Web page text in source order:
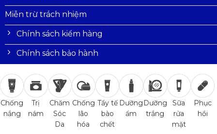
Miễn trừ trách nhiệm
Chính sách kiểm hàng
Chính sách bảo hành
Chống
nắng
Trị
nám
Chăm
Sóc
Da
Chống
lão
hóa
Tẩy tế
bào
chết
Dưỡng
ẩm
Dưỡng
trắng
Sữa
rửa
mặt
Phục
hồi